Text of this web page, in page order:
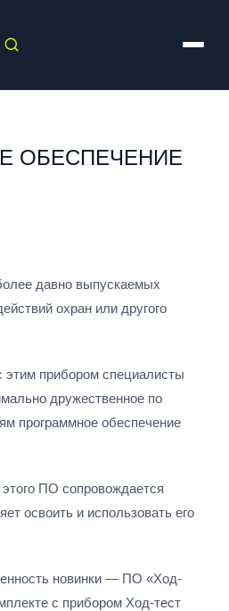
ОБЕСПЕЧЕНИЕ
давно выпускаемых
охран или другого
прибором специалисты
дружественное по
программное обеспечение
ПО сопровождается
освоить и использовать его
новинки — ПО «Ход-
с прибором Ход-тест